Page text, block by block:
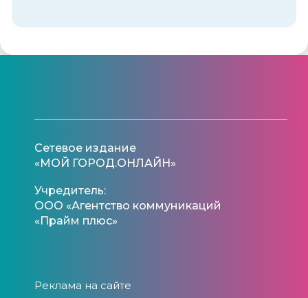
Сетевое издание
«МОЙ ГОРОД.ОНЛАЙН»
Учредитель:
ООО «Агентство коммуникаций
«Прайм плюс»
Реклама на сайте